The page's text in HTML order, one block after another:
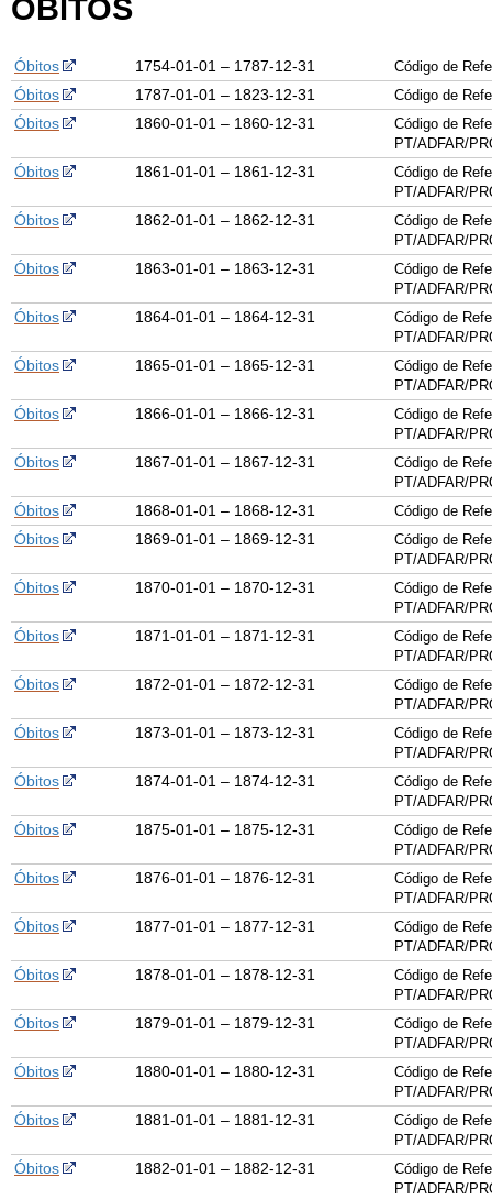
ÓBITOS
Óbitos 1754-01-01 – 1787-12-31 Código de
Óbitos 1787-01-01 – 1823-12-31 Código de
Óbitos 1860-01-01 – 1860-12-31
Código de
PT/ADFAR/
Óbitos 1861-01-01 – 1861-12-31
Código de
PT/ADFAR/
Óbitos 1862-01-01 – 1862-12-31
Código de
PT/ADFAR/
Óbitos 1863-01-01 – 1863-12-31
Código de
PT/ADFAR/
Óbitos 1864-01-01 – 1864-12-31
Código de
PT/ADFAR/
Óbitos 1865-01-01 – 1865-12-31
Código de
PT/ADFAR/
Óbitos 1866-01-01 – 1866-12-31
Código de
PT/ADFAR/
Óbitos 1867-01-01 – 1867-12-31
Código de
PT/ADFAR/
Óbitos 1868-01-01 – 1868-12-31 Código de
Óbitos 1869-01-01 – 1869-12-31
Código de
PT/ADFAR/
Óbitos 1870-01-01 – 1870-12-31
Código de
PT/ADFAR/
Óbitos 1871-01-01 – 1871-12-31
Código de
PT/ADFAR/
Óbitos 1872-01-01 – 1872-12-31
Código de
PT/ADFAR/
Óbitos 1873-01-01 – 1873-12-31
Código de
PT/ADFAR/
Óbitos 1874-01-01 – 1874-12-31
Código de
PT/ADFAR/
Óbitos 1875-01-01 – 1875-12-31
Código de
PT/ADFAR/
Óbitos 1876-01-01 – 1876-12-31
Código de
PT/ADFAR/
Óbitos 1877-01-01 – 1877-12-31
Código de
PT/ADFAR/
Óbitos 1878-01-01 – 1878-12-31
Código de
PT/ADFAR/
Óbitos 1879-01-01 – 1879-12-31
Código de
PT/ADFAR/
Óbitos 1880-01-01 – 1880-12-31
Código de
PT/ADFAR/
Óbitos 1881-01-01 – 1881-12-31
Código de
PT/ADFAR/
Óbitos 1882-01-01 – 1882-12-31
Código de
PT/ADFAR/